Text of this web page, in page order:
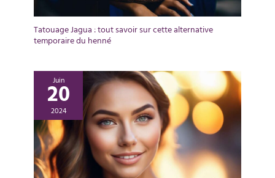
Tatouage Jagua : tout savoir sur cette alternative
temporaire du henné
Juin
20
2024